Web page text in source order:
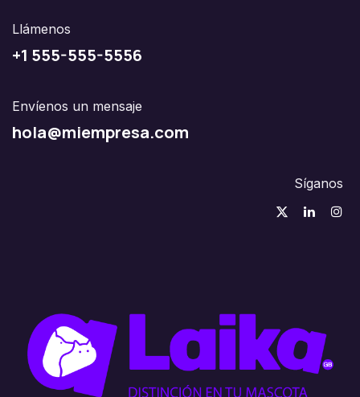
Llámenos
+1 555-555-5556
Envíenos un mensaje
hola@miempresa.com
Síganos